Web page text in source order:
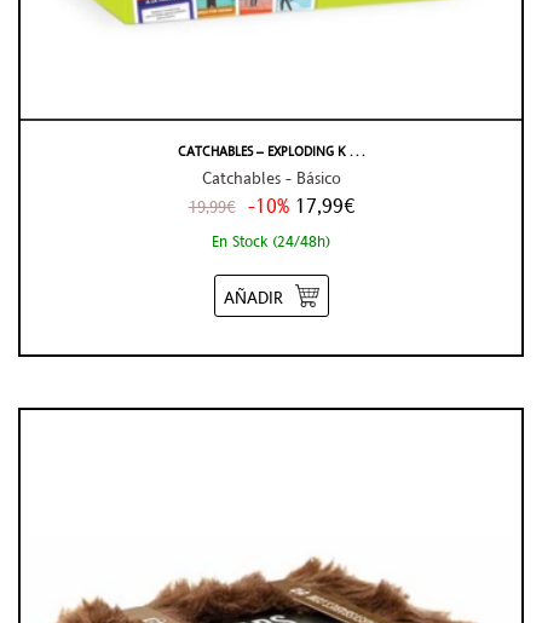
CATCHABLES – EXPLODING K . . .
Catchables - Básico
19,99€ -10% 17,99€
En Stock (24/48h)
AÑADIR